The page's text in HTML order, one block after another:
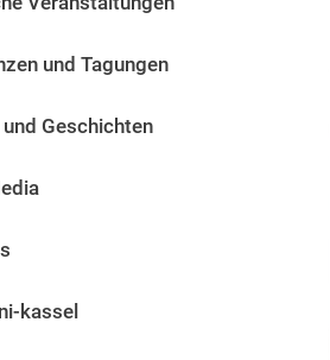
und Tagungen
Geschichten
kassel